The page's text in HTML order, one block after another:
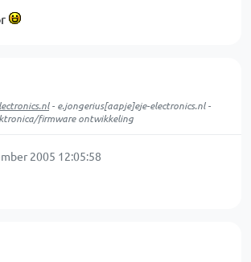
- e.jongerius[aapje]eje-electronics.nl -
firmware ontwikkeling
2005 12:05:58